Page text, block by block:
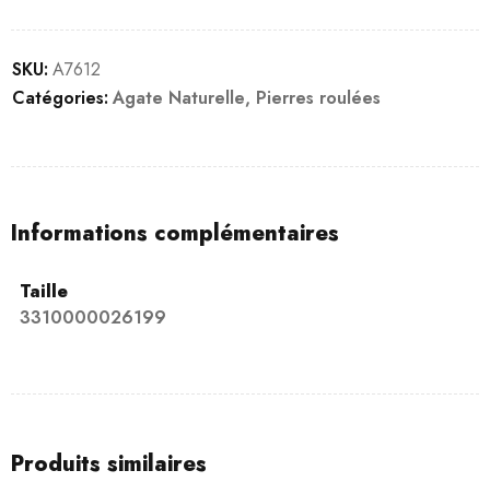
SKU: A7612
Catégories: Agate Naturelle, Pierres roulées
Informations complémentaires
Taille
3310000026199
Produits similaires